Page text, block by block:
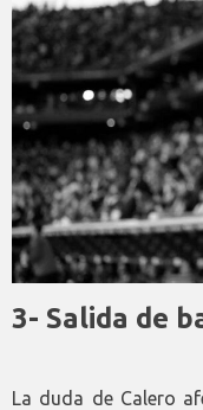
3- Salida de
La duda de Calero